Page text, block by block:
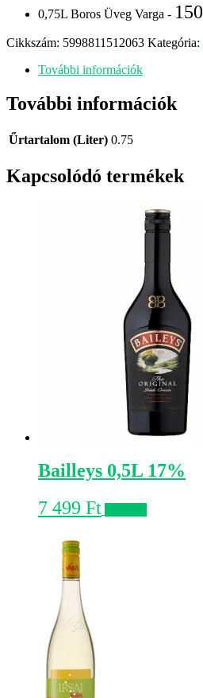
0,75L Boros Üveg Varga - 150
Cikkszám: 5998811512063 Kategória:
További információk
További információk
Űrtartalom (Liter) 0.75
Kapcsolódó termékek
Bailleys 0,5L 17%
7 499 Ft